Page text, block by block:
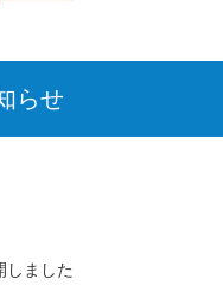
らせ
しました